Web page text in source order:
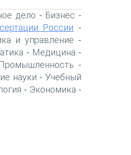
дело - Бизнес -
России -
и управление -
- Медицина -
Промышленность -
науки -Учебный
- Экономика -